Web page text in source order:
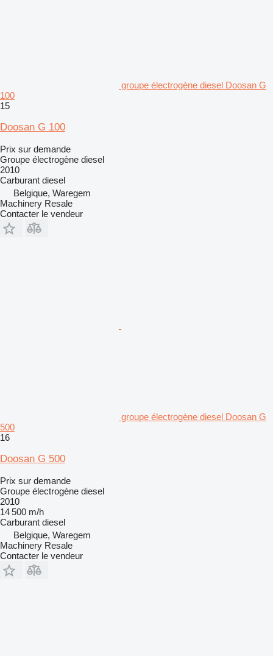
groupe électrogène diesel Doosan G
100
15
Doosan G 100
Prix sur demande
Groupe électrogène diesel
2010
Carburant diesel
Belgique, Waregem
Machinery Resale
Contacter le vendeur
groupe électrogène diesel Doosan G
500
16
Doosan G 500
Prix sur demande
Groupe électrogène diesel
2010
14 500 m/h
Carburant diesel
Belgique, Waregem
Machinery Resale
Contacter le vendeur